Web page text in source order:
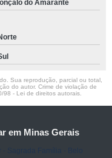
do Amarante
Sua reprodução, parcial ou total,
do autor. Crime de violação de
98 - Lei de direitos autorais
em Minas Gerais